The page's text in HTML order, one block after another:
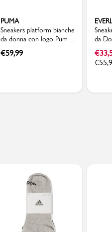
PUMA
Sneakers platform bianche
da donna con logo Puma
Court Lally Skye
€59,99
da
€
€